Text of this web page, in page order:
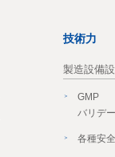
技術力
製造設備
GMP
バリデ
各種安